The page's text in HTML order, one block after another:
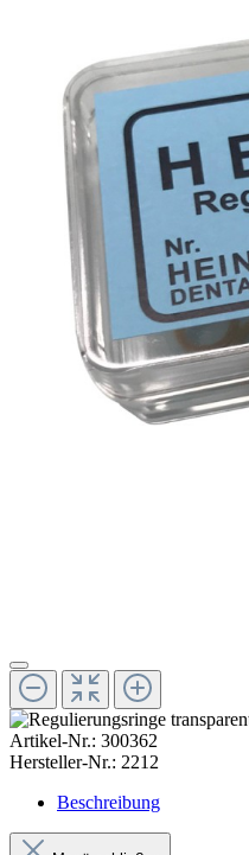
Artikel-Nr.: 300362
Hersteller-Nr.: 2212
Beschreibung